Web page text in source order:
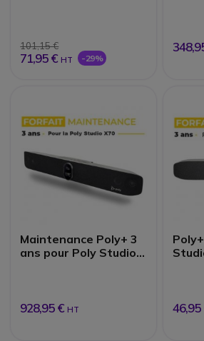
101,15 €
71,95 € HT -29%
Maintenance Poly+ 3
ans pour Poly Studio
928,95 € HT 46,95